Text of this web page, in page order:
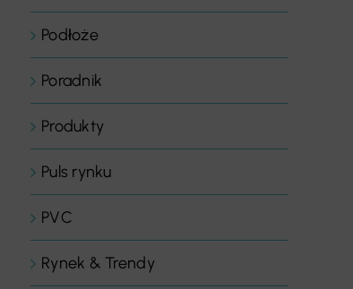
Podłoże
Poradnik
Produkty
Puls rynku
PVC
Rynek & Trendy